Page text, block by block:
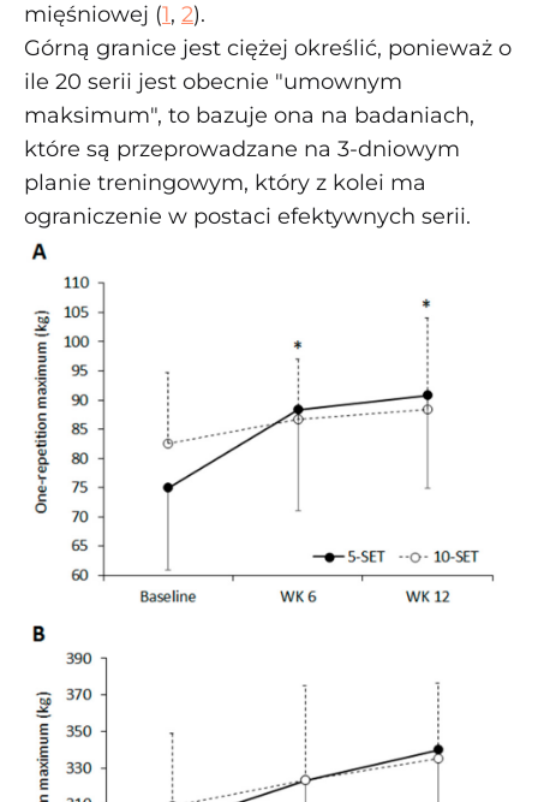
mięśniowej (1, 2).
Górną granice jest ciężej określić, ponieważ o
ile 20 serii jest obecnie "umownym
maksimum", to bazuje ona na badaniach,
które są przeprowadzane na 3-dniowym
planie treningowym, który z kolei ma
ograniczenie w postaci efektywnych serii.